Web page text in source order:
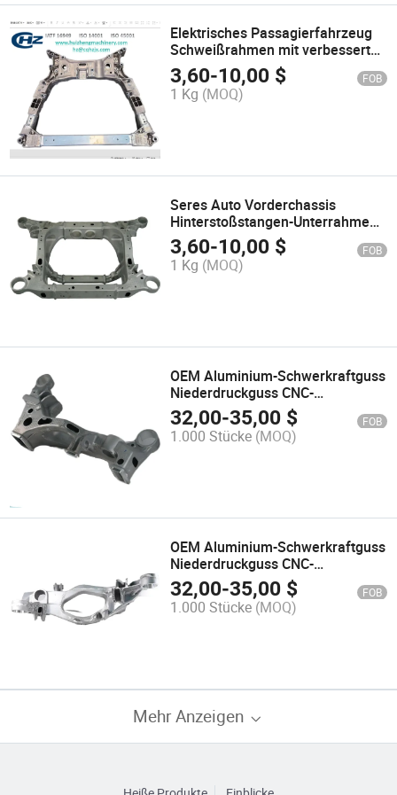
Elektrisches Passagierfahrzeug
Schweißrahmen mit verbesserter
Sicherheit
3,60-10,00 $ FOB
1 Kg (MOQ)
Seres Auto Vorderchassis
Hinterstoßstangen-Unterrahmen-
Guss
3,60-10,00 $ FOB
1 Kg (MOQ)
OEM Aluminium-Schwerkraftguss
Niederdruckguss CNC-
Präzisionsbearbeitung
Machbarkeit für Unterrahmen
32,00-35,00 $ FOB
1.000 Stücke (MOQ)
OEM Aluminium-Schwerkraftguss
Niederdruckguss CNC-
Präzisionsbearbeitung
Machbarkeit für
Aufhängungsunterrahmen
32,00-35,00 $ FOB
1.000 Stücke (MOQ)
Mehr Anzeigen